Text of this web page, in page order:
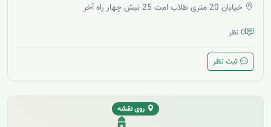
خیابان 20 متری طلاب امت 25 نبش چهار راه آخر
0 نظر
ثبت نظر
روی نقشه